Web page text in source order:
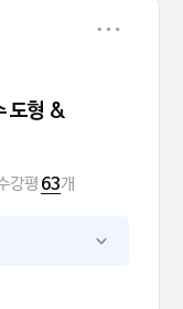
도형 &
강평 63개